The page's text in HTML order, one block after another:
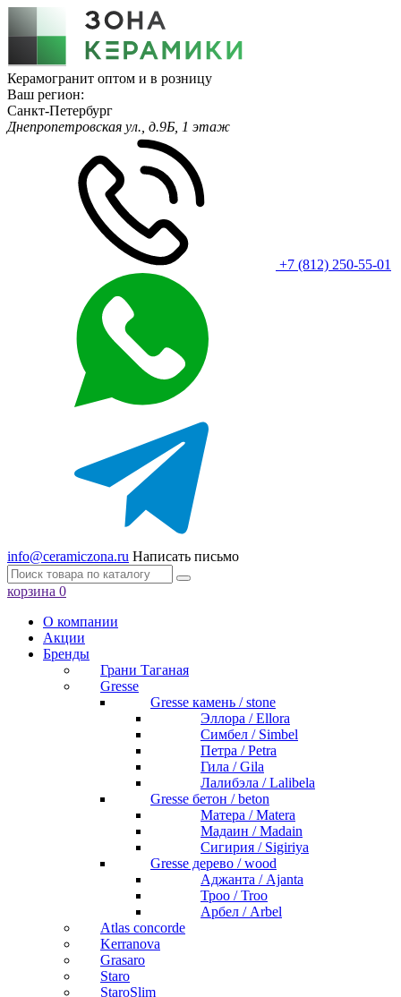
Керамогранит оптом и в розницу
Ваш регион:
Санкт-Петербург
Днепропетровская ул., д.9Б, 1 этаж
+7 (812) 250-55-01
info@ceramiczona.ru Написать письмо
корзина 0
О компании
Акции
Бренды
Грани Таганая
Gresse
Gresse камень / stone
Эллора / Ellora
Симбел / Simbel
Петра / Petra
Гила / Gila
Лалибэла / Lalibela
Gresse бетон / beton
Матера / Matera
Мадаин / Madain
Сигирия / Sigiriya
Gresse дерево / wood
Аджанта / Ajanta
Троо / Troo
Арбел / Arbel
Atlas concorde
Kerranova
Grasaro
Staro
StaroSlim